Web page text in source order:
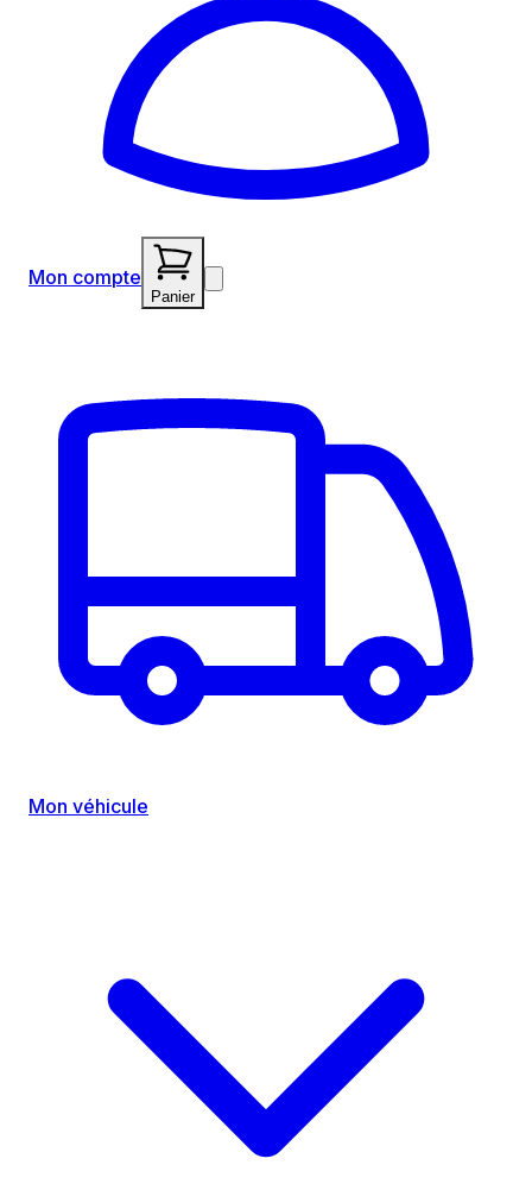
Mon compte
Panier
Mon véhicule